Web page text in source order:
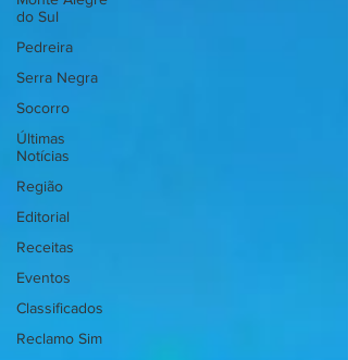
do Sul
Pedreira
Serra Negra
Socorro
Últimas
Notícias
Região
Editorial
Receitas
Eventos
Classificados
Reclamo Sim